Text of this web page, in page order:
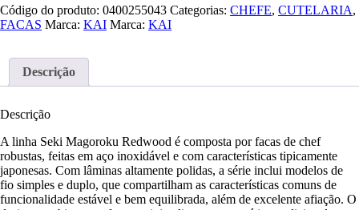
Código do produto: 0400255043 Categorias: CHEFE, CUTELARIA,
FACAS Marca: KAI Marca: KAI
Descrição
Descrição
A linha Seki Magoroku Redwood é composta por facas de chef
robustas, feitas em aço inoxidável e com características tipicamente
japonesas. Com lâminas altamente polidas, a série inclui modelos de
fio simples e duplo, que compartilham as características comuns de
funcionalidade estável e bem equilibrada, além de excelente afiação. O